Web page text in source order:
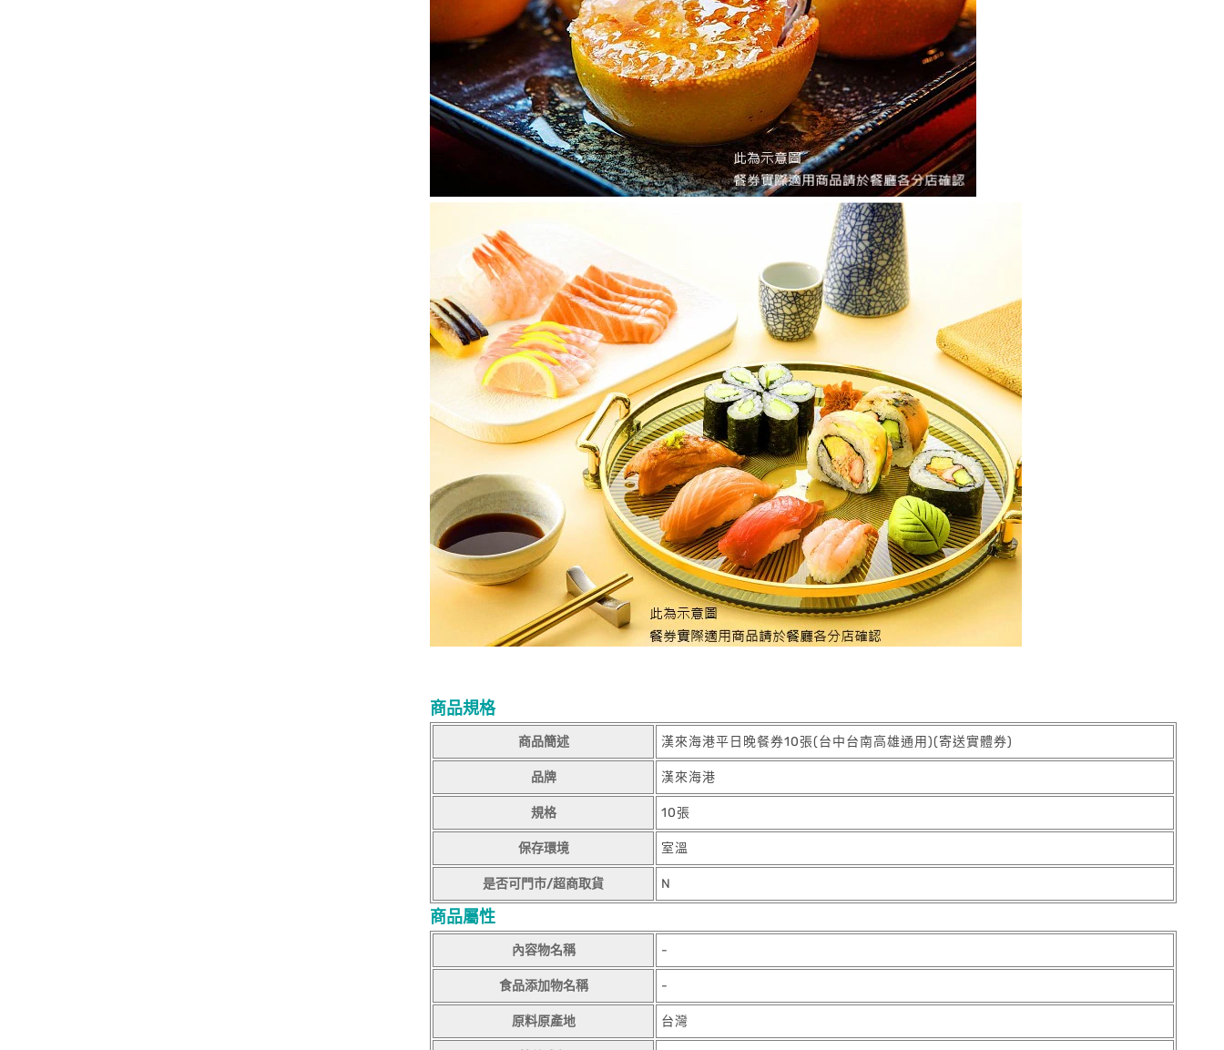
商品規格
商品簡述 漢來海港平日晚餐券10張(台中台南高雄通用)(寄送實體券)
品牌 漢來海港
規格 10張
保存環境 室溫
是否可門市/超商取貨 N
商品屬性
內容物名稱 -
食品添加物名稱 -
原料原產地 台灣